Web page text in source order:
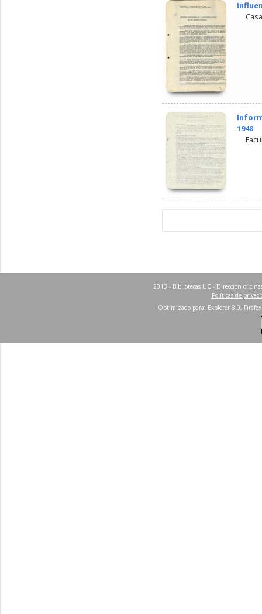
1948
2013 - Bibliotecas UC - Dirección
Políticas de
Optimizado para: Explorer 8.0,